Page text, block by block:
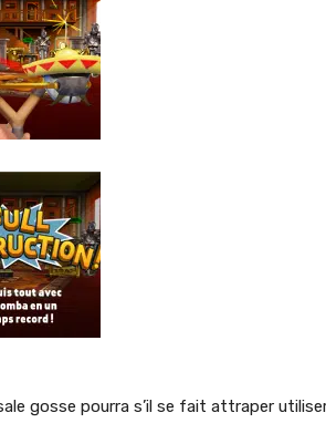
gosse pourra s’il se fait attraper